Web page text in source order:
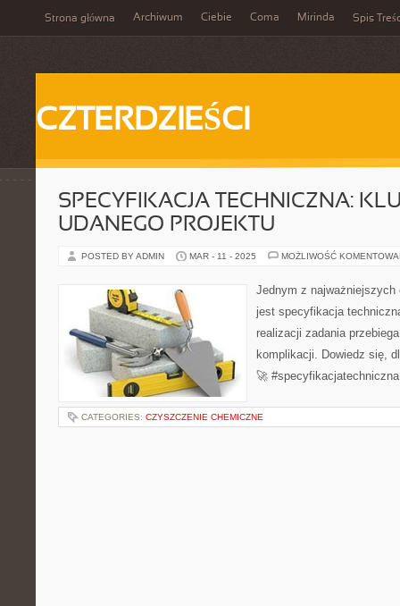
Strona główna Archiwum Ciebie Coma Mirinda Spis
CZTERDZIEŚCI
SPECYFIKACJA TECHNICZNA:
UDANEGO PROJEKTU
POSTED BY ADMIN MAR - 11 - 2025 MOŻLIWOŚĆ
Jednym z najważniejszych
jest specyfikacja
realizacji zadania
komplikacji. Dowiedz się,
🚀
CATEGORIES: CZYSZCZENIE CHEMICZNE